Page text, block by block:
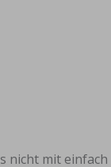
nicht mit